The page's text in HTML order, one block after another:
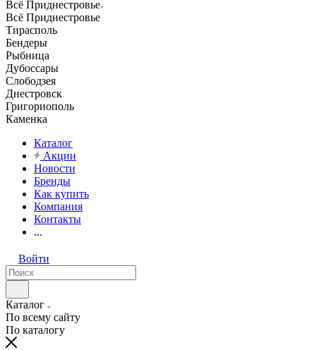
Всё Приднестровье
Всё Приднестровье
Тирасполь
Бендеры
Рыбница
Дубоссары
Слободзея
Днестровск
Григориополь
Каменка
Каталог
Акции
Новости
Бренды
Как купить
Компания
Контакты
...
Войти
Каталог
По всему сайту
По каталогу